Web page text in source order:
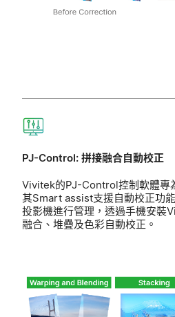
PJ-Control: 拼接融合自動校正
Vivitek的PJ-Control控制軟體專
其Smart assist支援自動校正功
投影機進行管理，透過手機安裝
融合、堆疊及色彩自動校正。